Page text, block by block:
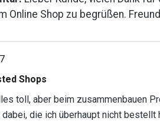
Online Shop zu begrüßen.
5 Sternen
Shops
toll, aber beim zusammenbauen
dabei, die ich überhaupt nicht bestellt